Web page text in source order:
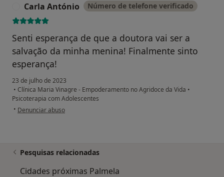
Carla António Número de telefone verificado
Senti esperança de que a doutora vai ser a
salvação da minha menina! Finalmente sinto
esperança!
23 de julho de 2023
• Clínica Maria Vinagre - Empoderamento no Agridoce da Vida •
Psicoterapia com Adolescentes
• na opinião do utilizador Carla António
Denunciar abuso
Pesquisas relacionadas
Cidades próximas Palmela